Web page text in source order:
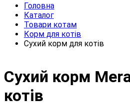
Головна
Каталог
Товари котам
Корм для котів
Сухий корм для котів
Сухий корм
котів